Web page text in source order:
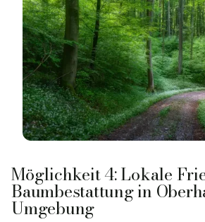
Möglichkeit 4: Lokale
Baumbestattung in
Umgebung